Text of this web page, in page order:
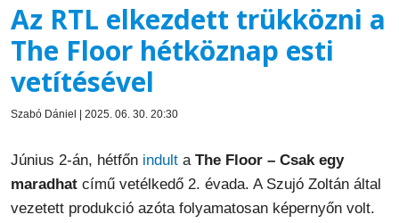
Az RTL elkezdett trükközni a
The Floor hétköznap esti
vetítésével
Szabó Dániel | 2025. 06. 30. 20:30
Június 2-án, hétfőn indult a The Floor – Csak egy
maradhat című vetélkedő 2. évada. A Szujó Zoltán által
vezetett produkció azóta folyamatosan képernyőn volt.